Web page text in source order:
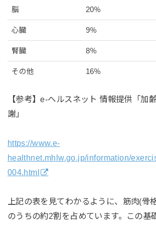
脳 20％
心臓 9％
腎臓 8％
その他 16％
【参考】e-ヘルスネット 情報提供「加
謝」
https://www.e-
healthnet.mhlw.go.jp/information/
004.html
上記の表を見てわかるように、筋肉(骨
のうちの約2割を占めています。この基